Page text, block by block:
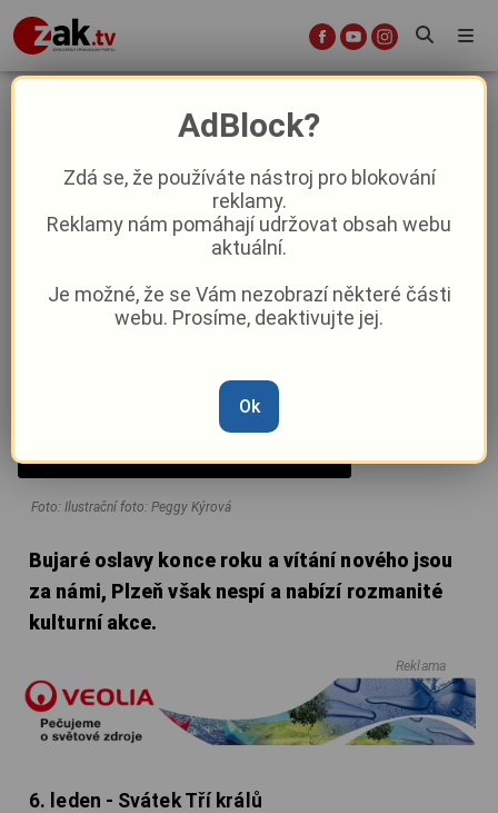
Co si naše město připravilo na
první lednový týden?
5. 1. 2025|14:51
Foto: Ilustrační foto: Peggy Kýrová
Bujaré oslavy konce roku a vítání nového jsou
za námi, Plzeň však nespí a nabízí rozmanité
kulturní akce.
Reklama
6. leden - Svátek Tří králů
AdBlock?
Zdá se, že používáte nástroj pro blokování
reklamy.
Reklamy nám pomáhají udržovat obsah webu
aktuální.
Je možné, že se Vám nezobrazí některé části
webu. Prosíme, deaktivujte jej.
Ok